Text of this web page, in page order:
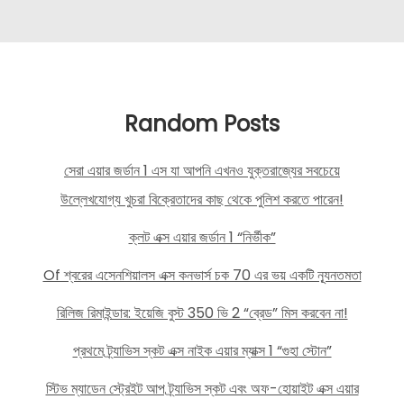
Random Posts
সেরা এয়ার জর্ডান 1 এস যা আপনি এখনও যুক্তরাজ্যের সবচেয়ে
উল্লেখযোগ্য খুচরা বিক্রেতাদের কাছ থেকে পুলিশ করতে পারেন!
ক্লট এক্স এয়ার জর্ডান 1 “নির্ভীক”
Of শ্বরের এসেনশিয়ালস এক্স কনভার্স চক 70 এর ভয় একটি ন্যূনতমতা
রিলিজ রিমাইন্ডার: ইয়েজি বুস্ট 350 ভি 2 “ব্রেড” মিস করবেন না!
প্রথমে ট্র্যাভিস স্কট এক্স নাইক এয়ার ম্যাক্স 1 “গুহা স্টোন”
স্টিভ ম্যাডেন স্ট্রেইট আপ ট্র্যাভিস স্কট এবং অফ-হোয়াইট এক্স এয়ার